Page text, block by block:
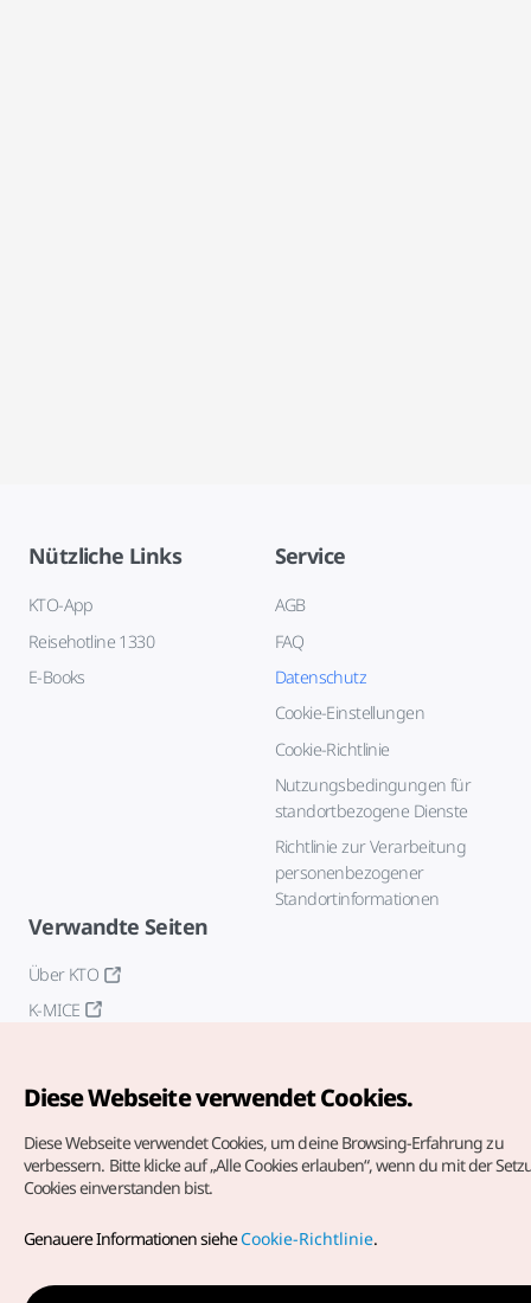
Nützliche Links
KTO-App
Reisehotline 1330
E-Books
Service
AGB
FAQ
Datenschutz
Cookie-Einstellungen
Cookie-Richtlinie
Nutzungsbedingungen für
standortbezogene Dienste
Richtlinie zur Verarbeitung
personenbezogener
Standortinformationen
Verwandte Seiten
Über KTO
K-MICE
vorbehalten.
dieoffizielle E-Mail-Adresse
Diese Webseite verwendet Cookies.
Diese Webseite verwendet Cookies, um deine Browsing-Erfahrung zu
verbessern. Bitte klicke auf „Alle Cookies erlauben“, wenn du mit der
Cookies einverstanden bist.
Genauere Informationen sieheCookie-Richtlinie.